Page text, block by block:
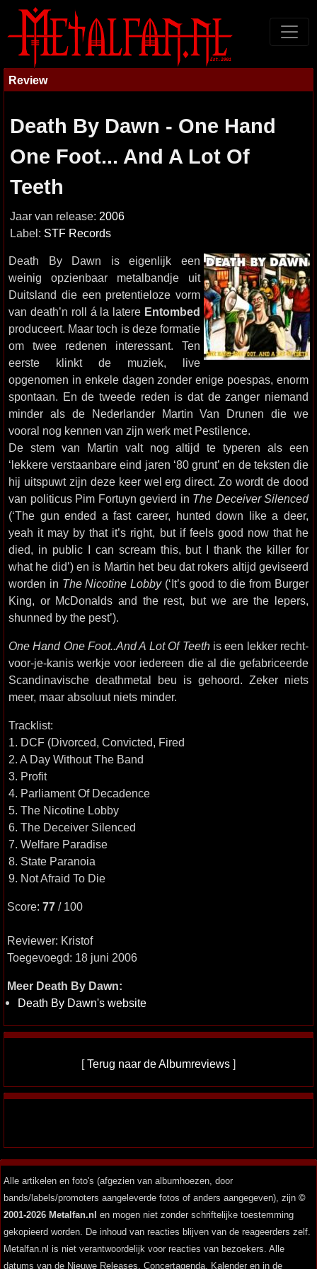
Review
Death By Dawn - One Hand
One Foot... And A Lot Of
Teeth
Jaar van release: 2006
Label: STF Records
Death By Dawn is eigenlijk een
weinig opzienbaar metalbandje uit
Duitsland die een pretentieloze vorm
van death’n roll á la latere Entombed
produceert. Maar toch is deze formatie
om twee redenen interessant. Ten
eerste klinkt de muziek, live
opgenomen in enkele dagen zonder enige poespas, enorm
spontaan. En de tweede reden is dat de zanger niemand
minder als de Nederlander Martin Van Drunen die we
vooral nog kennen van zijn werk met Pestilence.
De stem van Martin valt nog altijd te typeren als een
‘lekkere verstaanbare eind jaren ‘80 grunt’ en de teksten die
hij uitspuwt zijn deze keer wel erg direct. Zo wordt de dood
van politicus Pim Fortuyn gevierd in The Deceiver Silenced
(‘The gun ended a fast career, hunted down like a deer,
yeah it may by that it’s right, but if feels good now that he
died, in public I can scream this, but I thank the killer for
what he did’) en is Martin het beu dat rokers altijd geviseerd
worden in The Nicotine Lobby(‘It’s good to die from Burger
King, or McDonalds and the rest, but we are the lepers,
shunned by the pest’).
One Hand One Foot..And A Lot Of Teethis een lekker recht-
voor-je-kanis werkje voor iedereen die al die gefabriceerde
Scandinavische deathmetal beu is gehoord. Zeker niets
meer, maar absoluut niets minder.
Tracklist:
1. DCF (Divorced, Convicted, Fired
2. A Day Without The Band
3. Profit
4. Parliament Of Decadence
5. The Nicotine Lobby
6. The Deceiver Silenced
7. Welfare Paradise
8. State Paranoia
9. Not Afraid To Die
Score: 77 / 100
Reviewer: Kristof
Toegevoegd: 18 juni 2006
Meer Death By Dawn:
Death By Dawn's website
[Terug naar de Albumreviews ]
Alle artikelen en foto's (afgezien van albumhoezen, door
bands/labels/promoters aangeleverde fotos of anders aangegeven), zijn ©
2001-2026 Metalfan.nl en mogen niet zonder schriftelijke toestemming
gekopieerd worden. De inhoud van reacties blijven van de reageerders zelf.
Metalfan.nl is niet verantwoordelijk voor reacties van bezoekers. Alle
datums van de Nieuwe Releases, Concertagenda, Kalender en in de